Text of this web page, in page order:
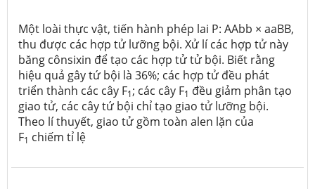
Một loài thực vật, tiến hành phép lai P: AAbb × aaBB,
thu được các hợp tử lưỡng bội. Xử lí các hợp tử này
băng cônsixin để tạo các hợp tử tử bội. Biết rằng
hiệu quả gây tứ bội là 36%; các hợp tử đều phát
triển thành các cây F1; các cây F1 đều giảm phân tạo
giao tử, các cây tứ bội chỉ tạo giao tử lưỡng bội.
Theo lí thuyết, giao tử gồm toàn alen lặn của
F1 chiếm tỉ lệ